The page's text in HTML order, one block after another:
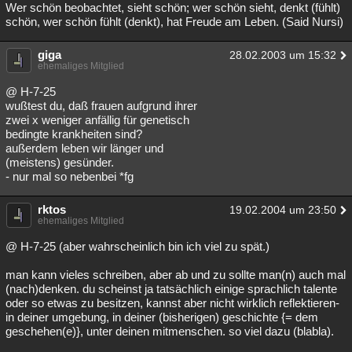
Wer schön beobachtet, sieht schön; wer schön sieht, denkt (fühlt)
schön, wer schön fühlt (denkt), hat Freude am Leben. (Said Nursi)
giga 28.02.2003 um 15:32
ehemaliges Mitglied
@ H-7-25
wußtest du, daß frauen aufgrund ihrer
zwei x weniger anfällig für genetisch
bedingte krankheiten sind?
außerdem leben wir länger und
(meistens) gesünder.
- nur mal so nebenbei *fg
rktos 19.02.2004 um 23:50
ehemaliges Mitglied
@ H-7-25 (aber wahrscheinlich bin ich viel zu spät.)
man kann vieles schreiben, aber ab und zu sollte man(n) auch mal
(nach)denken. du scheinst ja tatsächlich einige sprachlich talente
oder so etwas zu besitzen, kannst aber nicht wirklich reflektieren-
in deiner umgebung, in deiner (bisherigen) geschichte {= dem
geschehen(e)}, unter deinen mitmenschen. so viel dazu (blabla).